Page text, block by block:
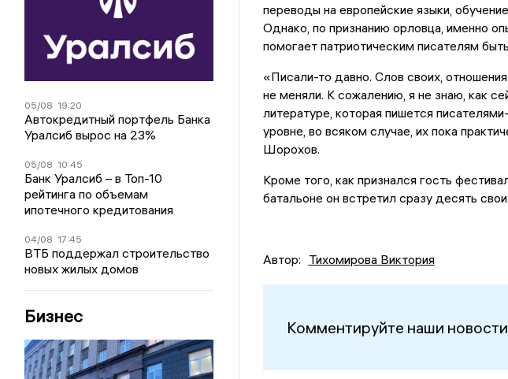
05/08 19:20
Автокредитный портфель Банка
Уралсиб вырос на 23%
05/08 10:45
Банк Уралсиб – в Топ-10
рейтинга по объемам
ипотечного кредитования
04/08 17:45
ВТБ поддержал строительство
новых жилых домов
Бизнес
переводы на европейские языки,
Однако, по признанию орловца, именно
помогает патриотическим писателям
«Писали-то давно. Слов своих,
не меняли. К сожалению, я не знаю, как
литературе, которая пишется
уровне, во всяком случае, их пока
Шорохов.
Кроме того, как признался гость
батальоне он встретил сразу десять
Автор: Тихомирова Виктория
Комментируйте наши